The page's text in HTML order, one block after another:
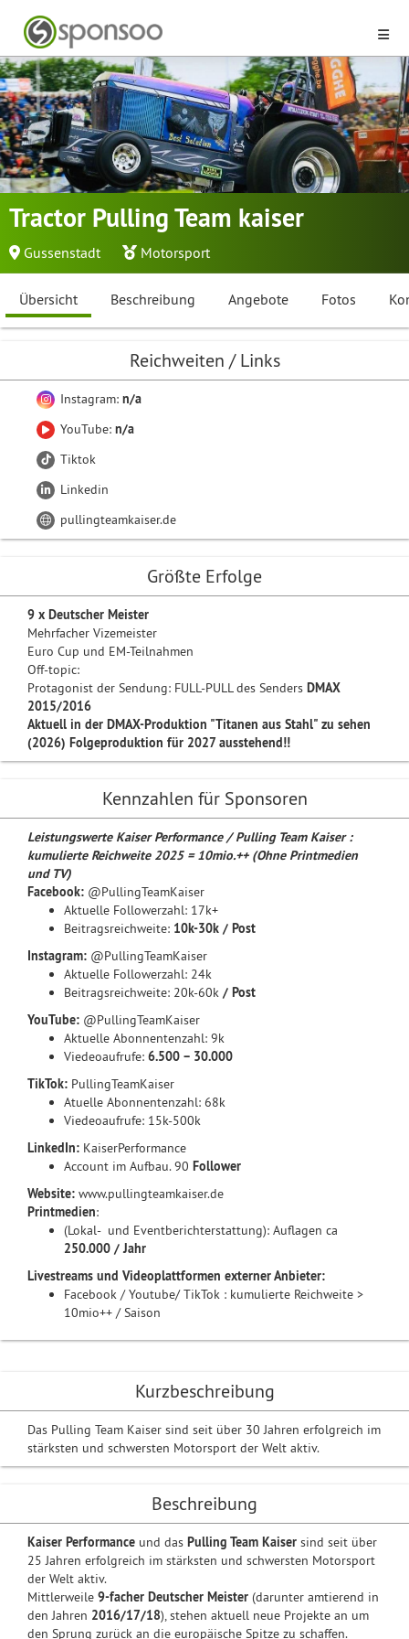
Tractor Pulling Team kaiser
Gussenstadt Motorsport
Übersicht Beschreibung Angebote Fotos
Kurzbeschreibung
Das Pulling Team Kaiser sind seit über 30 Jahren erfolgreich im
stärksten und schwersten Motorsport der Welt aktiv.
Beschreibung
Kaiser Performance und das Pulling Team Kaiser sind seit über
25 Jahren erfolgreich im stärksten und schwersten Motorsport
der Welt aktiv.
Mittlerweile 9-facher Deutscher Meister (darunter amtierend in
den Jahren 2016/17/18), stehen aktuell neue Projekte an um
den Sprung zurück an die europäische Spitze zu schaffen.
Reichweiten / Links
Instagram: n/a
YouTube: n/a
Tiktok
Linkedin
pullingteamkaiser.de
Größte Erfolge
9 x Deutscher Meister
Mehrfacher Vizemeister
Euro Cup und EM-Teilnahmen
Off-topic:
Protagonist der Sendung: FULL-PULL des Senders DMAX
2015/2016
Aktuell in der DMAX-Produktion "Titanen aus Stahl" zu sehen
(2026) Folgeproduktion für 2027 ausstehend!!
Kennzahlen für Sponsoren
Leistungswerte Kaiser Performance / Pulling Team Kaiser :
kumulierte Reichweite 2025 = 10mio.++ (Ohne Printmedien
und TV)
Facebook: @PullingTeamKaiser
Aktuelle Followerzahl: 17k+
Beitragsreichweite: 10k-30k / Post
Instagram: @PullingTeamKaiser
Aktuelle Followerzahl: 24k
Beitragsreichweite: 20k-60k / Post
YouTube: @PullingTeamKaiser
Aktuelle Abonnentenzahl: 9k
Viedeoaufrufe: 6.500 – 30.000
TikTok: PullingTeamKaiser
Atuelle Abonnentenzahl: 68k
Viedeoaufrufe: 15k-500k
LinkedIn: KaiserPerformance
Account im Aufbau. 90 Follower
Website: www.pullingteamkaiser.de
Printmedien:
(Lokal- und Eventberichterstattung): Auflagen ca
250.000 / Jahr
Livestreams und Videoplattformen externer Anbieter:
Facebook / Youtube/ TikTok : kumulierte Reichweite >
10mio++ / Saison